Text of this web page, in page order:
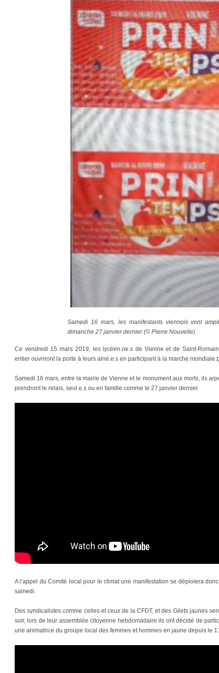
Samedi 16 mars, les manifestants viennois vont
dimanche 27 janvier dernier (© Pierre Nouvelle).
Ce vendredi 15 mars 2019, les lycéen.ne.s de Vienne et de Saint-
entier ouvriront la porte à leurs ainé.e.s en participant à la marche mondiale
Samedi 16 mars, entre la mairie de Vienne et le monument aux morts, ils
prendront le relais, seul.e.s ou en famille comme le 27 janvier dernier.
A l’appel du Comité local pour le climat une manifestation se déploiera
samedi.
Des syndicalistes comme celles et ceux de la CFDT, et des Gilets jaunes
soir, lors de leur assemblée citoyenne hebdomadaire ils ont décidé de
une animatrice du groupe local des femmes et hommes en jaune depuis le